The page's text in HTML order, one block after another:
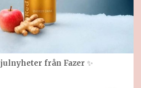
julnyheter från Fazer ✨